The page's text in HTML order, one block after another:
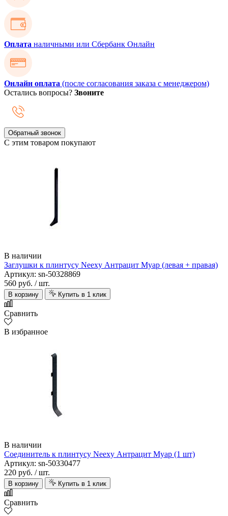
Оплата наличными или Сбербанк Онлайн
Онлайн оплата (после согласования заказа с менеджером)
Остались вопросы? Звоните
Обратный звонок
С этим товаром покупают
В наличии
Заглушки к плинтусу Neexy Антрацит Муар (левая + правая)
Артикул: sn-50328869
560 руб. / шт.
В корзину Купить в 1 клик
Сравнить
В избранное
В наличии
Соединитель к плинтусу Neexy Антрацит Муар (1 шт)
Артикул: sn-50330477
220 руб. / шт.
В корзину Купить в 1 клик
Сравнить